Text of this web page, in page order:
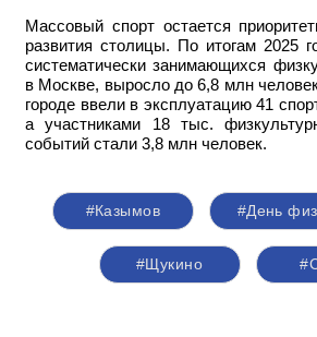
Массовый спорт остается
развития столицы. По итогам 2025
систематически занимающихся
в Москве, выросло до 6,8 млн
городе ввели в эксплуатацию 41
а участниками 18 тыс.
событий стали 3,8 млн человек.
#Казымов #День
#Щукино